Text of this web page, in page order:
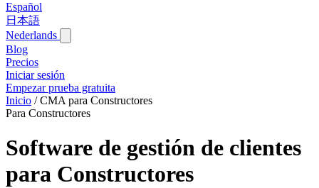
Español
日本語
Nederlands
Blog‎
Precios
Iniciar sesión
Empezar prueba gratuita
Inicio / CMA para Constructores
Para Constructores
Software de gestión de clientes
para Constructores